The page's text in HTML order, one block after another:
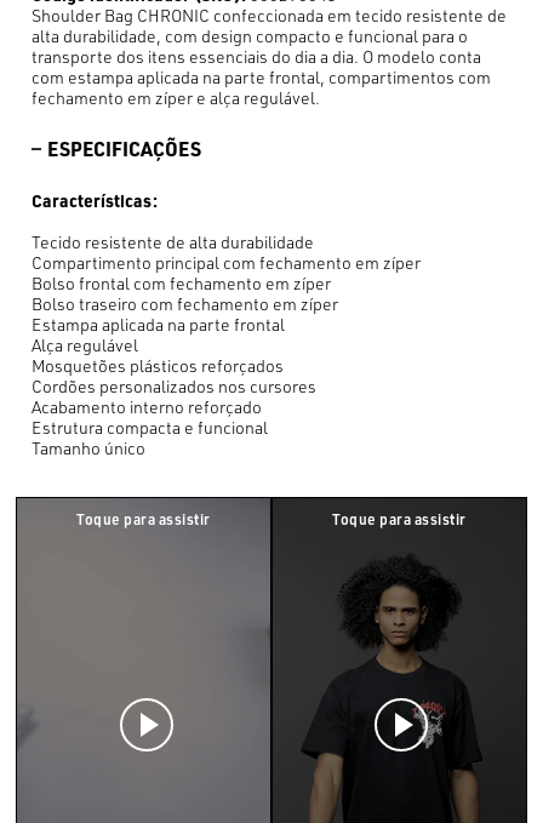
Shoulder Bag CHRONIC confeccionada em tecido resistente de
alta durabilidade, com design compacto e funcional para o
transporte dos itens essenciais do dia a dia. O modelo conta
com estampa aplicada na parte frontal, compartimentos com
fechamento em zíper e alça regulável.
ESPECIFICAÇÕES
Características:
Tecido resistente de alta durabilidade
Compartimento principal com fechamento em zíper
Bolso frontal com fechamento em zíper
Bolso traseiro com fechamento em zíper
Estampa aplicada na parte frontal
Alça regulável
Mosquetões plásticos reforçados
Cordões personalizados nos cursores
Acabamento interno reforçado
Estrutura compacta e funcional
Tamanho único